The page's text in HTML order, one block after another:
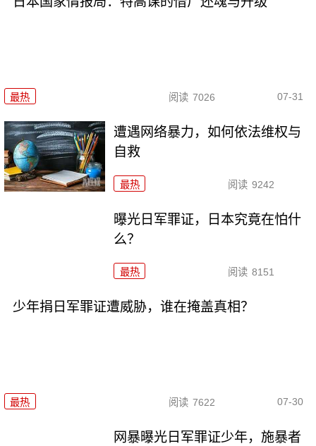
最热 阅读 7026 07-31
遭遇网络暴力，如何依法维权与
自救
最热 阅读 9242
曝光日军罪证，日本究竟在怕什
么？
最热 阅读 8151
少年捐日军罪证遭威胁，谁在掩盖真相？
最热 阅读 7622 07-30
网暴曝光日军罪证少年，施暴者